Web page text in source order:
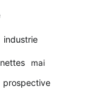
industrie
mai
prospective